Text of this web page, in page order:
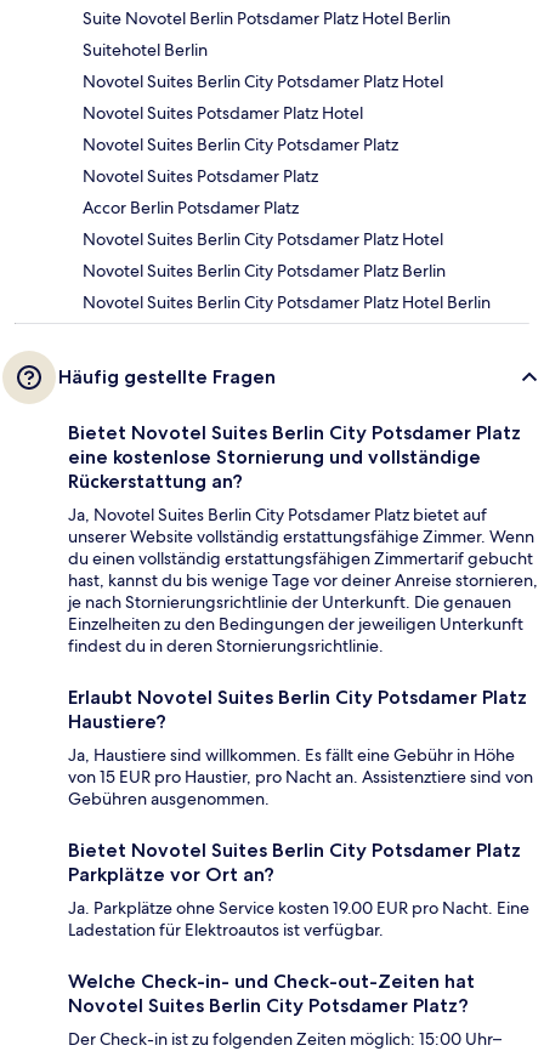
Suite Novotel Berlin Potsdamer Platz Hotel Berlin
Suitehotel Berlin
Novotel Suites Berlin City Potsdamer Platz Hotel
Novotel Suites Potsdamer Platz Hotel
Novotel Suites Berlin City Potsdamer Platz
Novotel Suites Potsdamer Platz
Accor Berlin Potsdamer Platz
Novotel Suites Berlin City Potsdamer Platz Hotel
Novotel Suites Berlin City Potsdamer Platz Berlin
Novotel Suites Berlin City Potsdamer Platz Hotel Berlin
Häufig gestellte Fragen
Bietet Novotel Suites Berlin City Potsdamer Platz
eine kostenlose Stornierung und vollständige
Rückerstattung an?
Ja, Novotel Suites Berlin City Potsdamer Platz bietet auf
unserer Website vollständig erstattungsfähige Zimmer. Wenn
du einen vollständig erstattungsfähigen Zimmertarif gebucht
hast, kannst du bis wenige Tage vor deiner Anreise stornieren,
je nach Stornierungsrichtlinie der Unterkunft. Die genauen
Einzelheiten zu den Bedingungen der jeweiligen Unterkunft
findest du in deren Stornierungsrichtlinie.
Erlaubt Novotel Suites Berlin City Potsdamer Platz
Haustiere?
Ja, Haustiere sind willkommen. Es fällt eine Gebühr in Höhe
von 15 EUR pro Haustier, pro Nacht an. Assistenztiere sind von
Gebühren ausgenommen.
Bietet Novotel Suites Berlin City Potsdamer Platz
Parkplätze vor Ort an?
Ja. Parkplätze ohne Service kosten 19.00 EUR pro Nacht. Eine
Ladestation für Elektroautos ist verfügbar.
Welche Check-in- und Check-out-Zeiten hat
Novotel Suites Berlin City Potsdamer Platz?
Der Check-in ist zu folgenden Zeiten möglich: 15:00 Uhr–